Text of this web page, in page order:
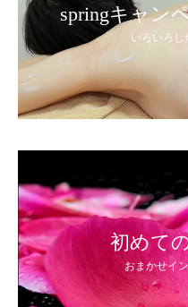
springキャン
いろいろし
初めて
おまかせイ